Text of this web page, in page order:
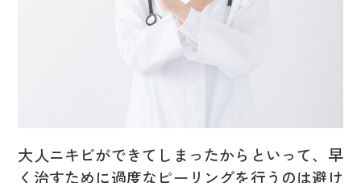
大人ニキビができてしまったからといって、早
く治すために過度なピーリングを行うのは避け